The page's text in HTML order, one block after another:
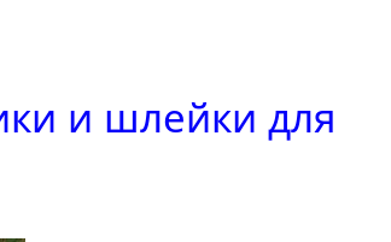
и шлейки для